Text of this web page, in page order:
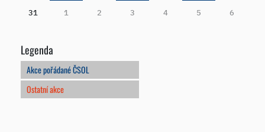
31 1 2 3 4 5 6
Legenda
Akce pořádané ČSOL
Ostatní akce